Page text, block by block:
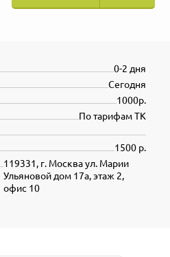
0-2 дня
Сегодня
1000р.
По тарифам ТК
1500 р.
119331, г. Москва ул. Марии
Ульяновой дом 17а, этаж 2,
офис 10